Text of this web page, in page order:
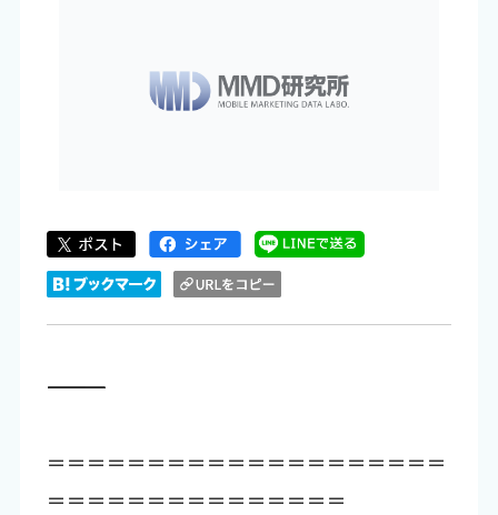
―――――――――――――――――――――――――――――――――――
＝＝＝＝＝＝＝＝＝＝＝＝＝＝＝＝＝＝＝＝
＝＝＝＝＝＝＝＝＝＝＝＝＝＝＝